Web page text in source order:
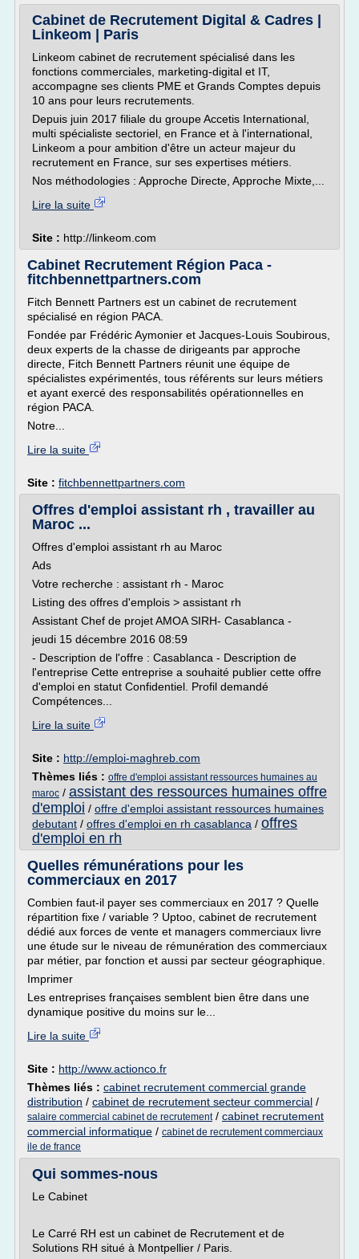
Cabinet de Recrutement Digital & Cadres |
Linkeom | Paris
Linkeom cabinet de recrutement spécialisé dans les
fonctions commerciales, marketing-digital et IT,
accompagne ses clients PME et Grands Comptes depuis
10 ans pour leurs recrutements.
Depuis juin 2017 filiale du groupe Accetis International,
multi spécialiste sectoriel, en France et à l'international,
Linkeom a pour ambition d'être un acteur majeur du
recrutement en France, sur ses expertises métiers.
Nos méthodologies : Approche Directe, Approche Mixte,...
Lire la suite
Site : http://linkeom.com
Cabinet Recrutement Région Paca -
fitchbennettpartners.com
Fitch Bennett Partners est un cabinet de recrutement
spécialisé en région PACA.
Fondée par Frédéric Aymonier et Jacques-Louis Soubirous,
deux experts de la chasse de dirigeants par approche
directe, Fitch Bennett Partners réunit une équipe de
spécialistes expérimentés, tous référents sur leurs métiers
et ayant exercé des responsabilités opérationnelles en
région PACA.
Notre...
Lire la suite
Site : fitchbennettpartners.com
Offres d'emploi assistant rh , travailler au
Maroc ...
Offres d'emploi assistant rh au Maroc
Ads
Votre recherche : assistant rh - Maroc
Listing des offres d'emplois > assistant rh
Assistant Chef de projet AMOA SIRH- Casablanca -
jeudi 15 décembre 2016 08:59
- Description de l'offre : Casablanca - Description de
l'entreprise Cette entreprise a souhaité publier cette offre
d'emploi en statut Confidentiel. Profil demandé
Compétences...
Lire la suite
Site : http://emploi-maghreb.com
Thèmes liés : offre d'emploi assistant ressources humaines au
maroc / assistant des ressources humaines offre
d'emploi / offre d'emploi assistant ressources humaines
debutant / offres d'emploi en rh casablanca / offres
d'emploi en rh
Quelles rémunérations pour les
commerciaux en 2017
Combien faut-il payer ses commerciaux en 2017 ? Quelle
répartition fixe / variable ? Uptoo, cabinet de recrutement
dédié aux forces de vente et managers commerciaux livre
une étude sur le niveau de rémunération des commerciaux
par métier, par fonction et aussi par secteur géographique.
Imprimer
Les entreprises françaises semblent bien être dans une
dynamique positive du moins sur le...
Lire la suite
Site : http://www.actionco.fr
Thèmes liés : cabinet recrutement commercial grande
distribution / cabinet de recrutement secteur commercial /
salaire commercial cabinet de recrutement/ cabinet recrutement
commercial informatique / cabinet de recrutement commerciaux
ile de france
Qui sommes-nous
Le Cabinet
Le Carré RH est un cabinet de Recrutement et de
Solutions RH situé à Montpellier / Paris.